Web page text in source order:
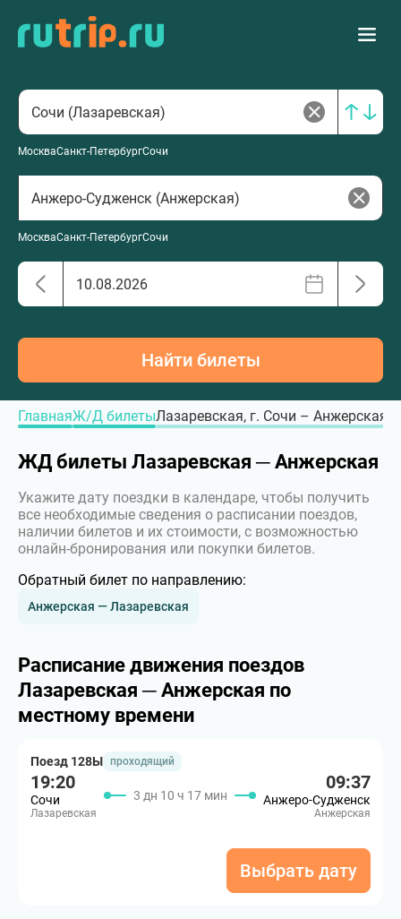
МоскваСанкт-ПетербургСочи
МоскваСанкт-ПетербургСочи
Найти билеты
ГлавнаяЖ/Д билетыЛазаревская, г. Сочи – Анжерская,
ЖД билеты Лазаревская ─ Анжерская
Укажите дату поездки в календаре, чтобы получить
все необходимые сведения о расписании поездов,
наличии билетов и их стоимости, с возможностью
онлайн-бронирования или покупки билетов.
Обратный билет по направлению:
Анжерская — Лазаревская
Расписание движения поездов
Лазаревская ─ Анжерская по
местному времени
Поезд 128Ы проходящий
19:20
Сочи
Лазаревская
3 дн 10 ч 17 мин
09:37
Анжеро-Судженск
Анжерская
Выбрать дату